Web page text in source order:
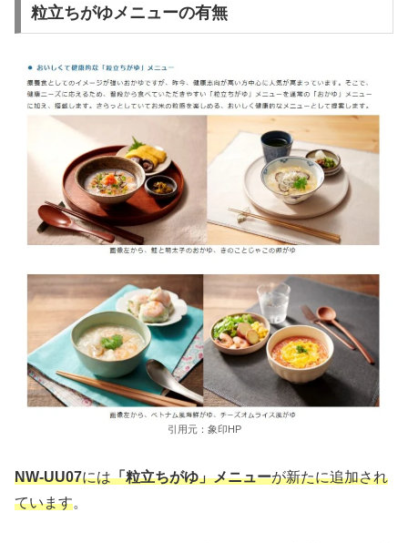
粒立ちがゆメニューの有無
引用元：象印HP
NW-UU07には「粒立ちがゆ」メニューが新たに追加され
ています。